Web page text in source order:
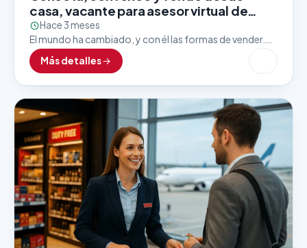
casa, vacante para asesor virtual de
ventas
Hace 3 meses
El mundo ha cambiado, y con él las formas de vender.
Hoy en día, las grandes marcas apuestan por asesores
comerciales que dominen el…
Más detalles